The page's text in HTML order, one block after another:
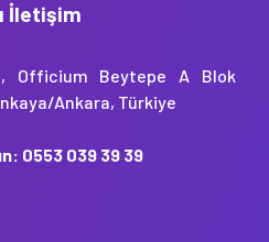
İletişim
Officium Beytepe A Blok
Ankara, Türkiye
0553 039 39 39